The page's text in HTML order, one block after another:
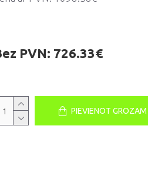
PVN: 726.33€
PIEVIENOT GROZAM